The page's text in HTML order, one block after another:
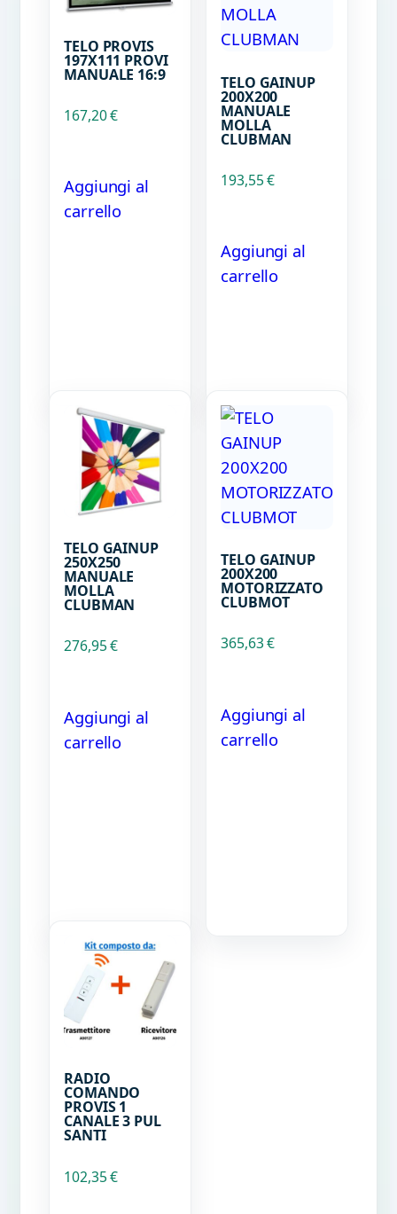
TELO PROVIS
197X111 PROVI
MANUALE 16:9
167,20€
Aggiungi al
carrello
TELO GAINUP
200X200
MANUALE
MOLLA
CLUBMAN
193,55€
Aggiungi al
carrello
TELO GAINUP
250X250
MANUALE
MOLLA
CLUBMAN
276,95€
Aggiungi al
carrello
TELO GAINUP
200X200
MOTORIZZATO
CLUBMOT
365,63€
Aggiungi al
carrello
RADIO
COMANDO
PROVIS 1
CANALE 3 PUL
SANTI
102,35€